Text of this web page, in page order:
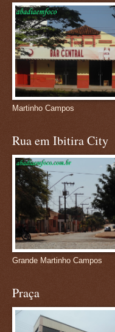
Martinho Campos
Rua em Ibitira City
Grande Martinho Campos
Praça